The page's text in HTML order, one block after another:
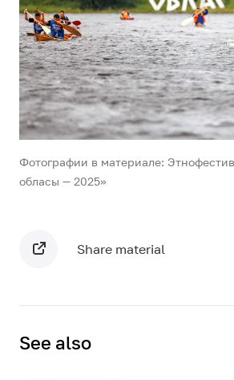
Фотографии в материале:
обласы — 2025»
Share material
See also